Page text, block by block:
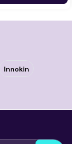
Innokin